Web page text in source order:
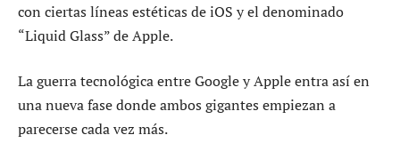
con ciertas líneas estéticas de iOS y el denominado
“Liquid Glass” de Apple.
La guerra tecnológica entre Google y Apple entra así en
una nueva fase donde ambos gigantes empiezan a
parecerse cada vez más.